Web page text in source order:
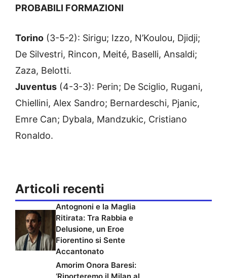
PROBABILI FORMAZIONI
Torino (3-5-2): Sirigu; Izzo, N’Koulou, Djidji;
De Silvestri, Rincon, Meité, Baselli, Ansaldi;
Zaza, Belotti.
Juventus (4-3-3): Perin; De Sciglio, Rugani,
Chiellini, Alex Sandro; Bernardeschi, Pjanic,
Emre Can; Dybala, Mandzukic, Cristiano
Ronaldo.
Articoli recenti
Antognoni e la Maglia
Ritirata: Tra Rabbia e
Delusione, un Eroe
Fiorentino si Sente
Accantonato
Amorim Onora Baresi: